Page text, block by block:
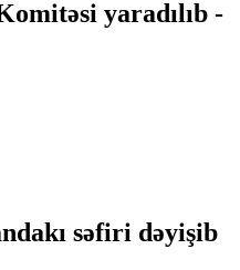
yaradılıb -
səfiri dəyişib